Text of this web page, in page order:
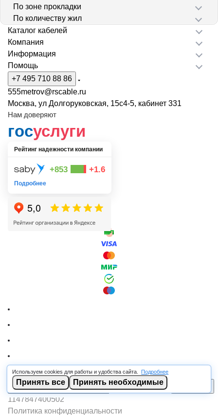
Используем cookies для работы и удобства сайта. Подробнее
Принять все Принять необходимые
По зоне прокладки
По количеству жил
Каталог кабелей
Компания
Информация
Помощь
+7 495 710 88 86
555metrov@rscable.ru
Москва, ул Долгоруковская, 15с4-5, кабинет 331
Нам доверяют
госуслуги
Рейтинг надежности компании
+853 +1.6
Подробнее
© 2026 RSCABLE.RU - Оптовая продажа кабеля
ООО «РОСКАБ», ИНН 7802877462, ОГРН
1147847400502
Политика конфиденциальности